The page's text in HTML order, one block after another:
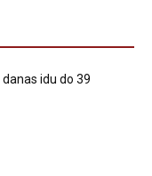
idu do 39